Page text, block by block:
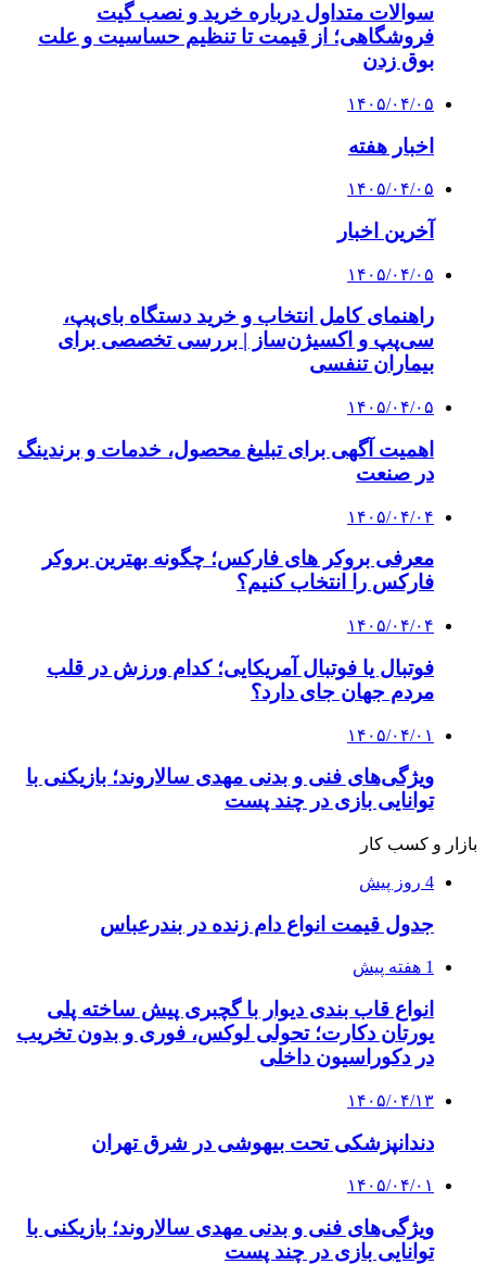
سوالات متداول درباره خرید و نصب گیت
فروشگاهی؛ از قیمت تا تنظیم حساسیت و علت
بوق زدن
۱۴۰۵/۰۴/۰۵
اخبار هفته
۱۴۰۵/۰۴/۰۵
آخرین اخبار
۱۴۰۵/۰۴/۰۵
راهنمای کامل انتخاب و خرید دستگاه بای‌پپ،
سی‌پپ و اکسیژن‌ساز | بررسی تخصصی برای
بیماران تنفسی
۱۴۰۵/۰۴/۰۵
اهمیت آگهی برای تبلیغ محصول، خدمات و برندینگ
در صنعت
۱۴۰۵/۰۴/۰۴
معرفی بروکر های فارکس؛ چگونه بهترین بروکر
فارکس را انتخاب کنیم؟
۱۴۰۵/۰۴/۰۴
فوتبال یا فوتبال آمریکایی؛ کدام ورزش در قلب
مردم جهان جای دارد؟
۱۴۰۵/۰۴/۰۱
ویژگی‌های فنی و بدنی مهدی سالاروند؛ بازیکنی با
توانایی بازی در چند پست
بازار و کسب کار
4 روز پیش
جدول قیمت انواع دام زنده در بندرعباس
1 هفته پیش
انواع قاب بندی دیوار با گچبری پیش ساخته پلی
یورتان دکارت؛ تحولی لوکس، فوری و بدون تخریب
در دکوراسیون داخلی
۱۴۰۵/۰۴/۱۳
دندانپزشکی تحت بیهوشی در شرق تهران
۱۴۰۵/۰۴/۰۱
ویژگی‌های فنی و بدنی مهدی سالاروند؛ بازیکنی با
توانایی بازی در چند پست